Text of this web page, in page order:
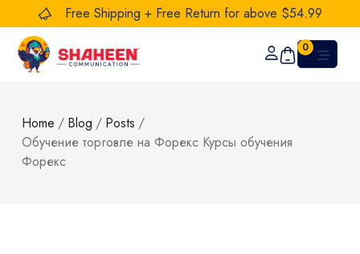
Free Shipping + Free Return for above $54.99
0
Home / Blog / Posts /
Обучение торговле на Форекс Курсы обучения
Форекс